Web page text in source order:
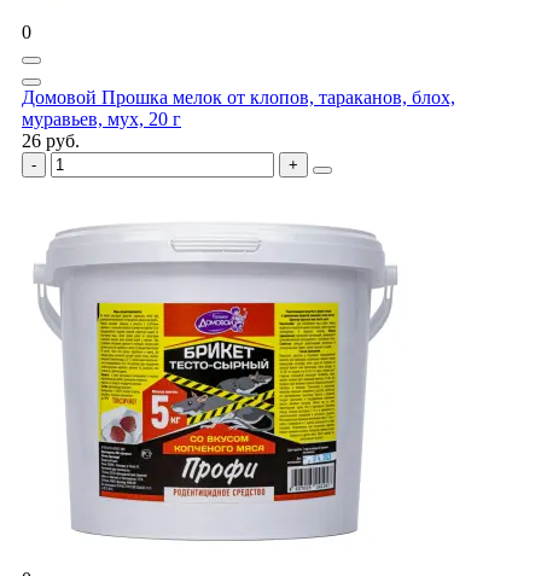
0
Домовой Прошка мелок от клопов, тараканов, блох,
муравьев, мух, 20 г
26 руб.